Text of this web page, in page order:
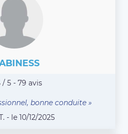
/ 5 - 79 avis
bonne conduite »
- le 10/12/2025